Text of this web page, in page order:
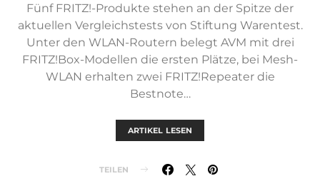
Fünf FRITZ!-Produkte stehen an der Spitze der
aktuellen Vergleichstests von Stiftung Warentest.
Unter den WLAN-Routern belegt AVM mit drei
FRITZ!Box-Modellen die ersten Plätze, bei Mesh-
WLAN erhalten zwei FRITZ!Repeater die
Bestnote…
ARTIKEL LESEN
TEILEN